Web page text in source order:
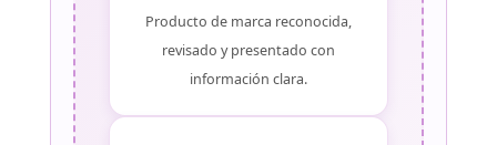
Producto de marca reconocida,
revisado y presentado con
información clara.